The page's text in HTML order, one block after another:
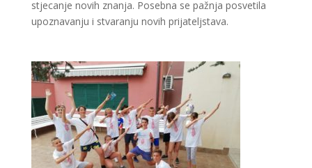
stjecanje novih znanja. Posebna se pažnja posvetila
upoznavanju i stvaranju novih prijateljstava.